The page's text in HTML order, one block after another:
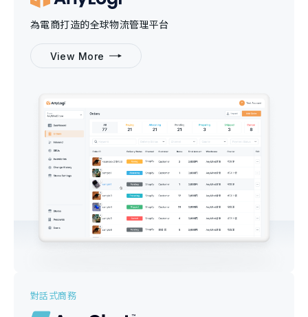
為電商打造的全球物流管理平台
View More
對話式商務